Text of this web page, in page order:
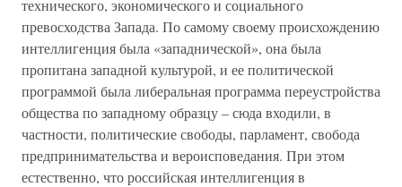
технического, экономического и социального
превосходства Запада. По самому своему происхождению
интеллигенция была «западнической», она была
пропитана западной культурой, и ее политической
программой была либеральная программа переустройства
общества по западному образцу – сюда входили, в
частности, политические свободы, парламент, свобода
предпринимательства и вероисповедания. При этом
естественно, что российская интеллигенция в